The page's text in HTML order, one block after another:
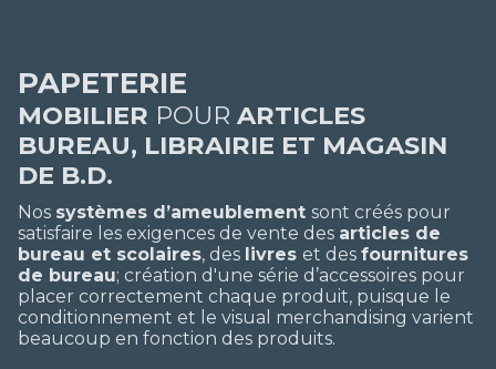
PAPETERIE
MOBILIER POUR ARTICLES
BUREAU, LIBRAIRIE ET MAGASIN
DE B.D.
Nos systèmes d’ameublement sont créés pour
satisfaire les exigences de vente des articles de
bureau et scolaires, des livres et des fournitures
de bureau; création d'une série d’accessoires pour
placer correctement chaque produit, puisque le
conditionnement et le visual merchandising varient
beaucoup en fonction des produits.